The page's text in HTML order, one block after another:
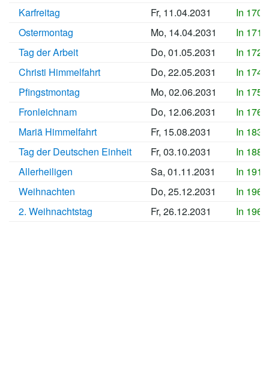
Karfreitag
Fr, 11.04.2031
In
Ostermontag
Mo, 14.04.2031
In
Tag der Arbeit
Do, 01.05.2031
In
Christi Himmelfahrt
Do, 22.05.2031
In
Pfingstmontag
Mo, 02.06.2031
In
Fronleichnam
Do, 12.06.2031
In
Mariä Himmelfahrt
Fr, 15.08.2031
In
Tag der Deutschen Einheit
Fr, 03.10.2031
In
Allerheiligen
Sa, 01.11.2031
In
Weihnachten
Do, 25.12.2031
In
2. Weihnachtstag
Fr, 26.12.2031 In